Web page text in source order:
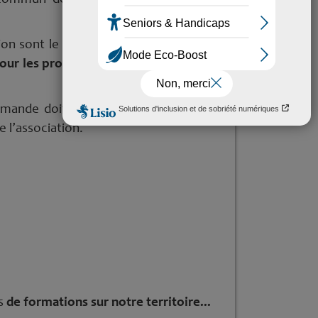
sont le 15 mars pour les projets du
les projets du dernier trimestrede
doit être faite au minimum un
l’association.
de formations sur notre territoire...